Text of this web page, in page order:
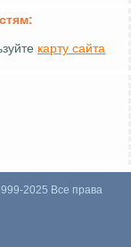
карту сайта
2025 Все права